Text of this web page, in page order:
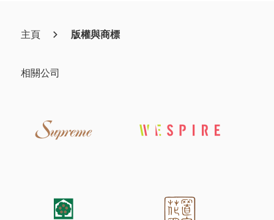
主頁 版權與商標
相關公司